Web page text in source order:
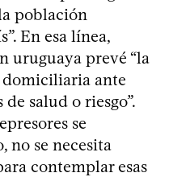
población
En esa línea,
uruguaya prevé “la
ante
salud o riesgo”.
se
no se necesita
contemplar esas